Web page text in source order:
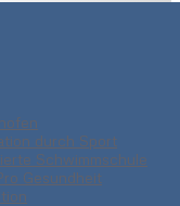
durch Sport
Schwimmschule
Gesundheit